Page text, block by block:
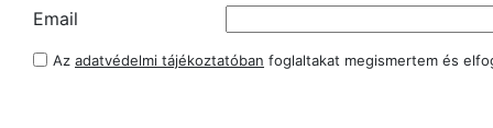
Email
Az adatvédelmi tájékoztatóban foglaltakat megismertem és